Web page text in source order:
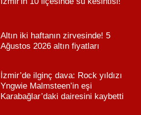
Altın iki haftanın zirvesinde! 5
Ağustos 2026 altın fiyatları
İzmir’de ilginç dava: Rock yıldızı
Yngwie Malmsteen’in eşi
Karabağlar’daki dairesini kaybetti